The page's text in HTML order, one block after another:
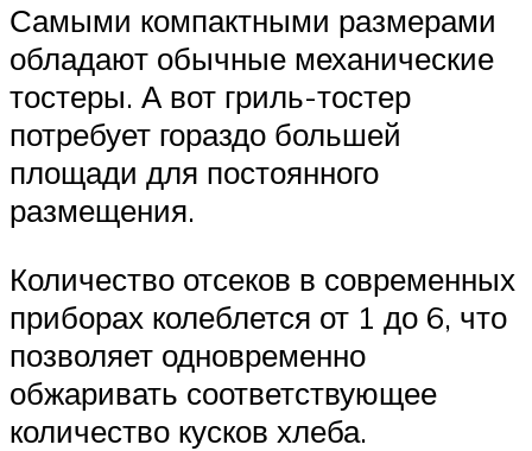
Самыми компактными размерами
обладают обычные механические
тостеры. А вот гриль-тостер
потребует гораздо большей
площади для постоянного
размещения.
Количество отсеков в современных
приборах колеблется от 1 до 6, что
позволяет одновременно
обжаривать соответствующее
количество кусков хлеба.